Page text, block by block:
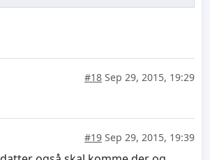
#18 Sep 29, 2015, 19:29
#19 Sep 29, 2015, 19:39